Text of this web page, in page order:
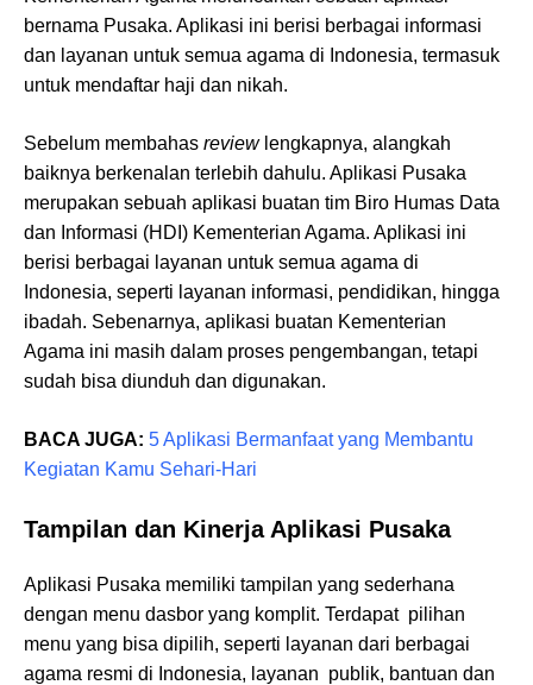
bernama Pusaka. Aplikasi ini berisi berbagai informasi
dan layanan untuk semua agama di Indonesia, termasuk
untuk mendaftar haji dan nikah.
Sebelum membahas review lengkapnya, alangkah
baiknya berkenalan terlebih dahulu. Aplikasi Pusaka
merupakan sebuah aplikasi buatan tim Biro Humas Data
dan Informasi (HDI) Kementerian Agama. Aplikasi ini
berisi berbagai layanan untuk semua agama di
Indonesia, seperti layanan informasi, pendidikan, hingga
ibadah. Sebenarnya, aplikasi buatan Kementerian
Agama ini masih dalam proses pengembangan, tetapi
sudah bisa diunduh dan digunakan.
BACA JUGA: 5 Aplikasi Bermanfaat yang Membantu
Kegiatan Kamu Sehari-Hari
Tampilan dan Kinerja Aplikasi Pusaka
Aplikasi Pusaka memiliki tampilan yang sederhana
dengan menu dasbor yang komplit. Terdapat pilihan
menu yang bisa dipilih, seperti layanan dari berbagai
agama resmi di Indonesia, layanan publik, bantuan dan